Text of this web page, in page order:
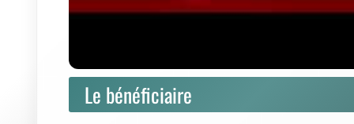
Le bénéficiaire